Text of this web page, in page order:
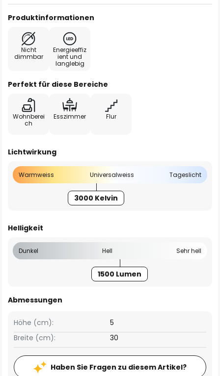
Produktinformationen
Nicht
dimmbar
Energieeffiz
ient und
langlebig
Perfekt für diese Bereiche
Wohnberei
ch
Esszimmer Flur
Lichtwirkung
Warmweiss Universalweiss Tageslicht
3000 Kelvin
Helligkeit
Dunkel Hell Sehr hell
1500 Lumen
Abmessungen
Breite (cm): 30
Höhe (cm): 5
Haben Sie Fragen zu diesem Artikel?